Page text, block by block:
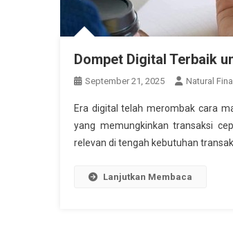
Dompet Digital Terbaik
September 21, 2025 Natural
Era digital telah merombak cara
yang memungkinkan transaksi
relevan di tengah kebutuhan
Lanjutkan Membaca